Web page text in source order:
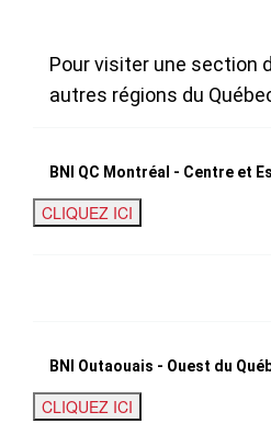
Pour visiter une section
autres régions du
BNI QC Montréal - Centre et
BNI Outaouais - Ouest du